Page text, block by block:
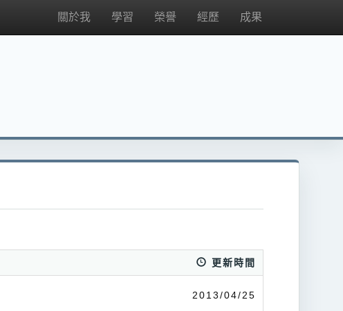
關於我 學習 榮譽 經歷 成果
更新時間
2013/04/25